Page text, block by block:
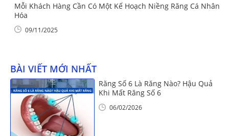
Mỗi Khách Hàng Cần Có Một Kế Hoạch Niềng Răng Cá Nhân
Hóa
09/11/2025
BÀI VIẾT MỚI NHẤT
Răng Số 6 Là Răng Nào? Hậu Quả
Khi Mất Răng Số 6
06/02/2026